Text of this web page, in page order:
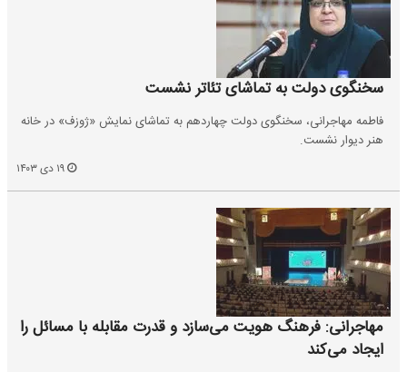
سخنگوی دولت به تماشای تئاتر نشست
فاطمه مهاجرانی، سخنگوی دولت چهاردهم به تماشای نمایش «ژوزف» در خانه
هنر دیوار نشست.
مهاجرانی: فرهنگ هویت می‌سازد و قدرت مقابله با مسائل را
ایجاد می‌کند